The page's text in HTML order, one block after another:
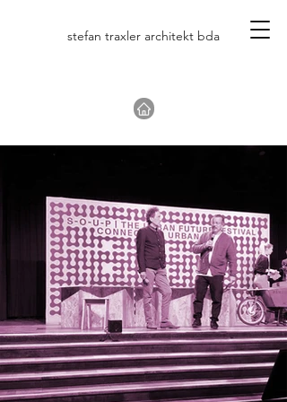
stefan traxler architekt bda